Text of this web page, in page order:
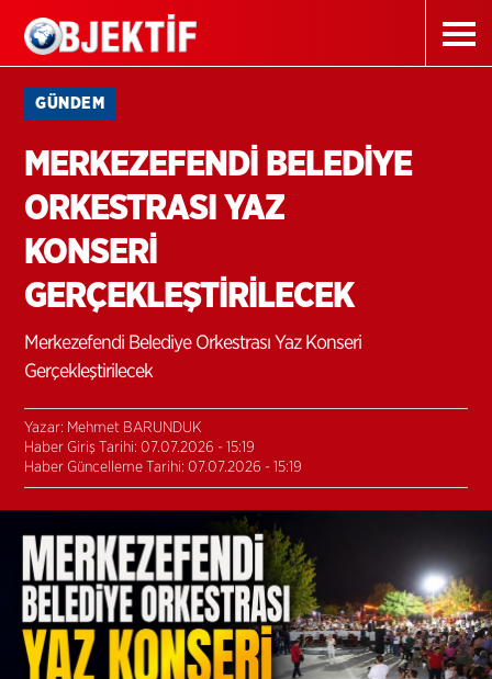
GÜNDEM
MERKEZEFENDİ BELEDİYE
ORKESTRASI YAZ
KONSERİ
GERÇEKLEŞTİRİLECEK
Merkezefendi Belediye Orkestrası Yaz Konseri
Gerçekleştirilecek
Yazar: Mehmet BARUNDUK
Haber Giriş Tarihi: 07.07.2026 - 15:19
Haber Güncelleme Tarihi: 07.07.2026 - 15:19